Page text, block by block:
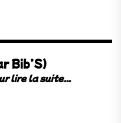
Bib’S)